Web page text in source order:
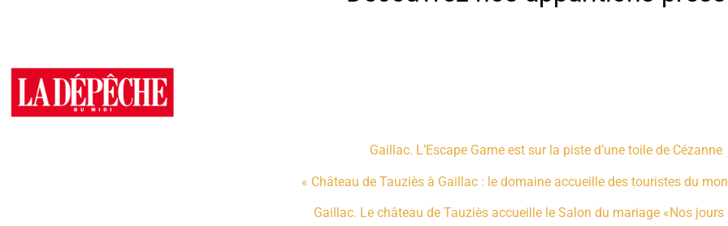
Gaillac. L’Escape Game est sur la piste d’une toile de Cézanne
« Château de Tauziès à Gaillac : le domaine accueille des touristes du
Gaillac. Le château de Tauziès accueille le Salon du mariage «Nos jours